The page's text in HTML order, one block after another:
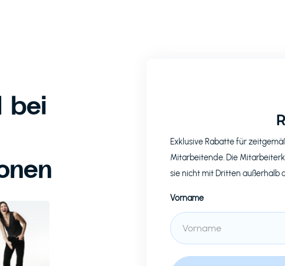
bei
Exklusive Rabatte für
Mitarbeitende. Die
sie nicht mit Dritten außerhalb
Vorname